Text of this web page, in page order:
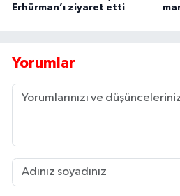
Erhürman’ı ziyaret etti
Yorumlar